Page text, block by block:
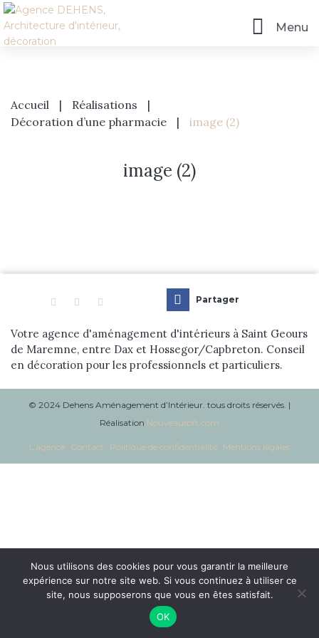
Menu
Prestations
Réalisations
Blog
Contact
Accueil | Réalisations
|
Décoration d’une pharmacie
| image (2)
image (2)
Votre agence d'aménagement d'intérieurs à Saint Geours
de Maremne, entre Dax et Hossegor/Capbreton. Conseil
en décoration pour les professionnels et particuliers.
Partager
© 2024 Dehens Aménagement d’Intérieur. tous droits réservés. |
Réalisation Nouveausoft.com
L’agence Contact Politique de confidentialité Mentions légales
Nous utilisons des cookies pour vous garantir la meilleure
expérience sur notre site web. Si vous continuez à utiliser ce
site, nous supposerons que vous en êtes satisfait.
OK